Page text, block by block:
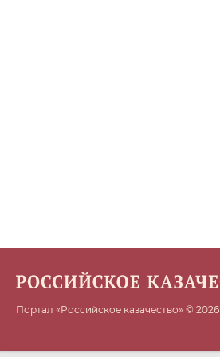
Портал «Российское казачество» © 2026